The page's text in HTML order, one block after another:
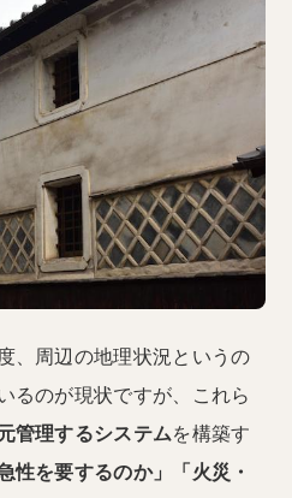
、周辺の地理状況というの
るのが現状ですが、これら
管理するシステムを構築す
性を要するのか」「火災・